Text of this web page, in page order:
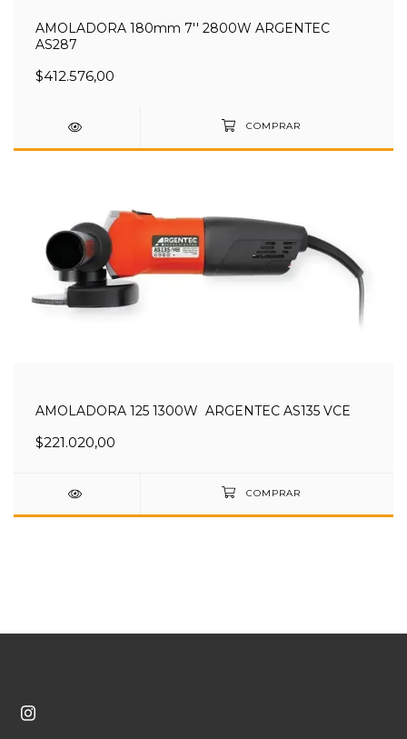
AMOLADORA 180mm 7'' 2800W ARGENTEC
AS287
$412.576,00
AMOLADORA 125 1300W ARGENTEC AS135 VCE
$221.020,00